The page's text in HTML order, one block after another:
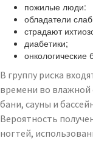
пожилые люди:
обладатели
страдают
диабетики;
онкологические
В группу риска
времени во
бани, сауны и
Вероятность
ногтей,